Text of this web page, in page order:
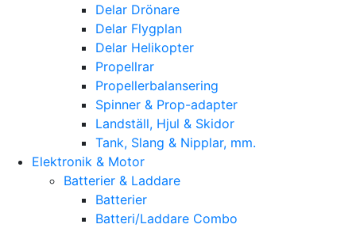
Delar Drönare
Delar Flygplan
Delar Helikopter
Propellrar
Propellerbalansering
Spinner & Prop-adapter
Landställ, Hjul & Skidor
Tank, Slang & Nipplar, mm.
Elektronik & Motor
Batterier & Laddare
Batterier
Batteri/Laddare Combo